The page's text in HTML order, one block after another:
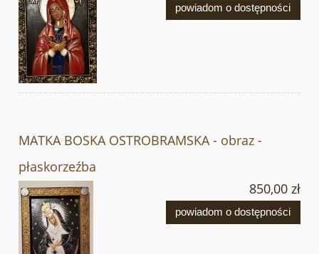
powiadom o dostępności
MATKA BOSKA OSTROBRAMSKA - obraz -
płaskorzeźba
850,00 zł
powiadom o dostępności